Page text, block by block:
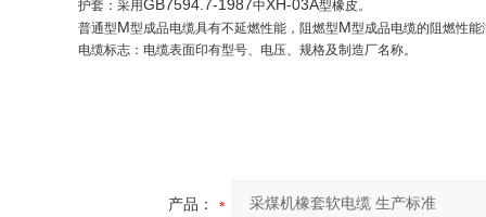
护套：采用GB7594.7-1987中XH-03A型橡皮。
普通型M型成品电缆具有不延燃性能，阻燃型M型成品电缆的阻燃性能
电缆标志：电缆表面印有型号、电压、规格及制造厂名称。
产品：